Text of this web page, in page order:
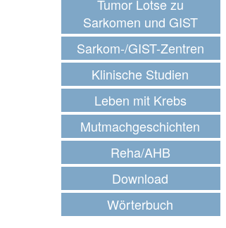
Tumor Lotse zu
Sarkomen und GIST
Sarkom-/GIST-Zentren
Klinische Studien
Leben mit Krebs
Mutmachgeschichten
Reha/AHB
Download
Wörterbuch